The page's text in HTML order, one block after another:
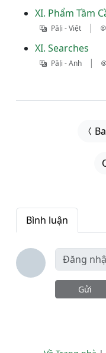
XI. Phẩm Tầm
Pāḷi - Việt |
XI. Searches
Pāḷi - Anh |
Bình luận
Gửi